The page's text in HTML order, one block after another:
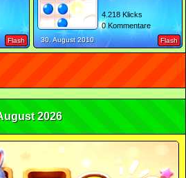
Flash
4.218 Klicks
0 Kommentare
30. August 2010 Flash
2026